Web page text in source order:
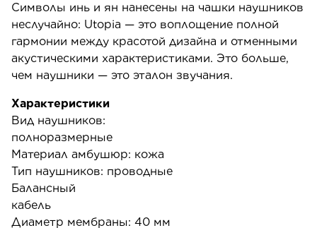
Символы инь и ян нанесены на чашки наушников
неслучайно: Utopia — это воплощение полной
гармонии между красотой дизайна и отменными
акустическими характеристиками. Это больше,
чем наушники — это эталон звучания.
Характеристики
Вид наушников:
Материал амбушюр: кожа
Тип наушников: проводные
Балансный
Диаметр мембраны: 40 мм